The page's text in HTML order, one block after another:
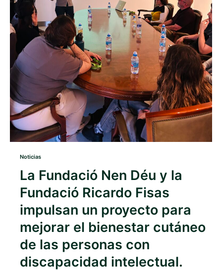
Noticias
La Fundació Nen Déu y la
Fundació Ricardo Fisas
impulsan un proyecto para
mejorar el bienestar cutáneo
de las personas con
discapacidad intelectual.